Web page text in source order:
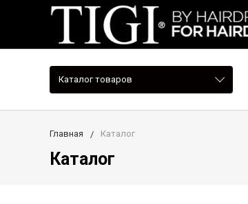
Каталог товаров
Главная Каталог
Каталог